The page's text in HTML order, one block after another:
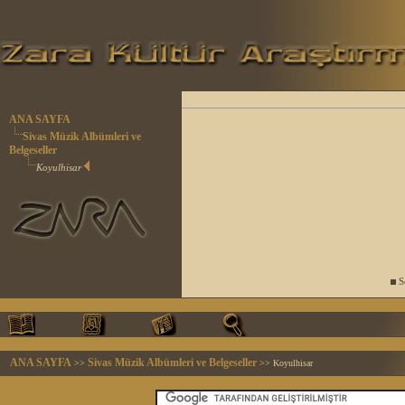
ANA SAYFA
Sivas Müzik Albümleri ve
Belgeseller
Koyulhisar
ANA SAYFA >> Sivas Müzik Albümleri ve Belgeseller >> Koyulhisar